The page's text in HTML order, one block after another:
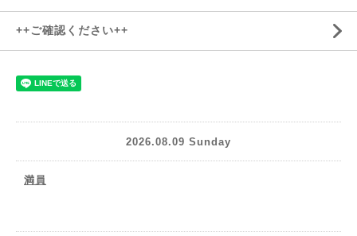
++ご確認ください++
2026.08.09 Sunday
満員